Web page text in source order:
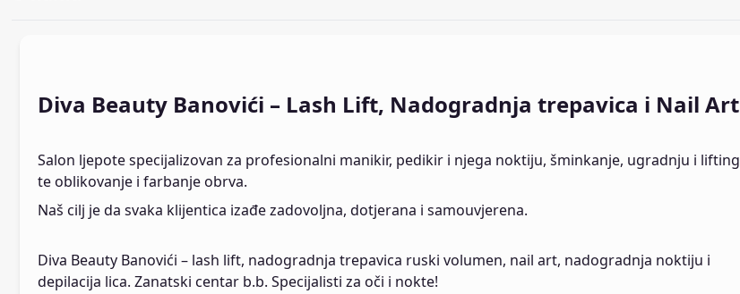
Diva Beauty Banovići – Lash Lift, Nadogradnja trepavica i Nail Art
Salon ljepote specijalizovan za profesionalni manikir, pedikir i njega noktiju, šminkanje, ugradnju i lifting
te oblikovanje i farbanje obrva.
Naš cilj je da svaka klijentica izađe zadovoljna, dotjerana i samouvjerena.
Diva Beauty Banovići – lash lift, nadogradnja trepavica ruski volumen, nail art, nadogradnja noktiju i
depilacija lica. Zanatski centar b.b. Specijalisti za oči i nokte!